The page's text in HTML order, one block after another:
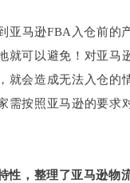
亚马逊FBA入仓前的
就可以避免！对亚马
就会造成无法入仓的
需按照亚马逊的要求
性，整理了亚马逊物